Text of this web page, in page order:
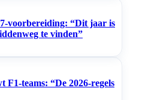
voorbereiding: “Dit jaar is
te vinden”
teams: “De 2026-regels